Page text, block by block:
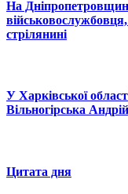
На
стрілянині
У Харківської
Вільногірська
Цитата дня